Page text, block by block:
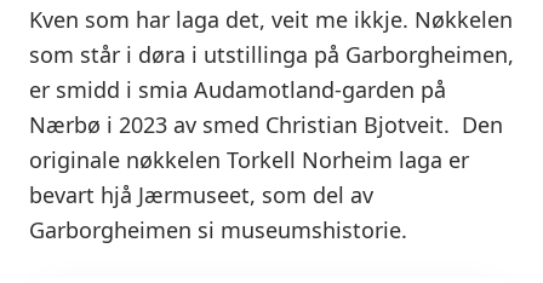
Kven som har laga det, veit me ikkje. Nøkkelen
som står i døra i utstillinga på Garborgheimen,
er smidd i smia Audamotland-garden på
Nærbø i 2023 av smed Christian Bjotveit. Den
originale nøkkelen Torkell Norheim laga er
bevart hjå Jærmuseet, som del av
Garborgheimen si museumshistorie.